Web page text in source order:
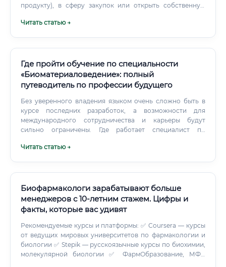
продукту), в сферу закупок или открыть собственную
Читать статью →
Где пройти обучение по специальности
«Биоматериаловедение»: полный
путеводитель по профессии будущего
Без уверенного владения языком очень сложно быть в
курсе последних разработок, а возможности для
международного сотрудничества и карьеры будут
сильно ограничены. Где работает специалист по
широкий выбор мест трудоустройства.
Читать статью →
Биофармакологи зарабатывают больше
менеджеров с 10-летним стажем. Цифры и
факты, которые вас удивят
Рекомендуемые курсы и платформы: ✅ Coursera — курсы
от ведущих мировых университетов по фармакологии и
биологии ✅ Stepik — русскоязычные курсы по биохимии,
молекулярной биологии ✅ ФармОбразование, МФА